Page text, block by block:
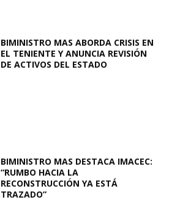
BIMINISTRO MAS ABORDA CRISIS EN
EL TENIENTE Y ANUNCIA REVISIÓN
DE ACTIVOS DEL ESTADO
BIMINISTRO MAS DESTACA IMACEC:
“RUMBO HACIA LA
RECONSTRUCCIÓN YA ESTÁ
TRAZADO”